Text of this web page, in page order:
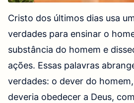
Deus, que deve, aliás, ser
Se vocês desejam
Deus, se desejam seguir as
então devem antes se afastar
noções. Você não deveria
isso ou aquilo e menos ainda
Cristo dos últimos dias usa
verdades para ensinar o
substância do homem e
ações. Essas palavras
verdades: o dever do
deveria obedecer a Deus,